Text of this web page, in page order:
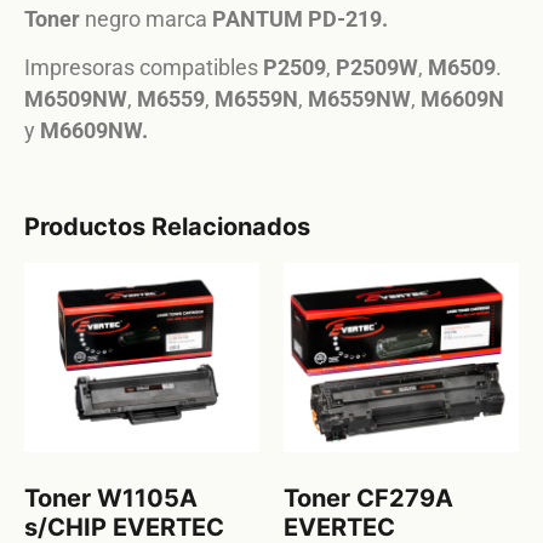
Toner negro marca PANTUM PD-219.
Impresoras compatibles P2509, P2509W, M6509.
M6509NW, M6559, M6559N, M6559NW, M6609N
y M6609NW.
Productos Relacionados
Toner W1105A
s/CHIP EVERTEC
Toner CF279A
EVERTEC